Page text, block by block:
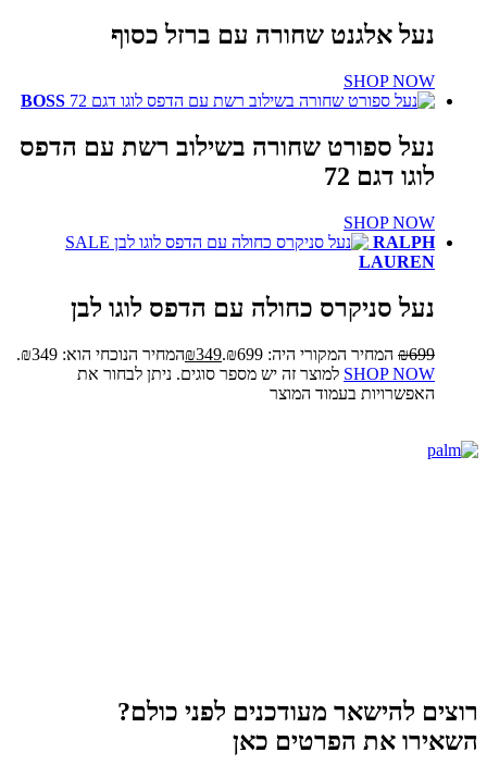
נעל אלגנט שחורה עם ברזל כסוף
SHOP NOW
BOSS
נעל ספורט שחורה בשילוב רשת עם הדפס
לוגו דגם 72
SHOP NOW
SALE
RALPH
LAUREN
נעל סניקרס כחולה עם הדפס לוגו לבן
₪699 המחיר המקורי היה: ₪699. ₪349
המחיר הנוכחי הוא: ₪349.
SHOP NOW למוצר זה יש מספר סוגים. ניתן לבחור את
האפשרויות בעמוד המוצר
רוצים להישאר מעודכנים לפני כולם?
השאירו את הפרטים כאן